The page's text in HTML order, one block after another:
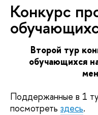
Конкурс
Второй тур
обучающихся
Поддержанные в 1
посмотреть здесь.